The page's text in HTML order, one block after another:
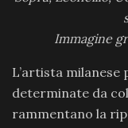
Immagine
L’artista
determinate da
rammentano la